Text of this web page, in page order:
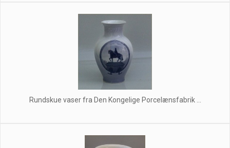
Rundskue vaser fra Den Kongelige Porcelænsfabrik ...